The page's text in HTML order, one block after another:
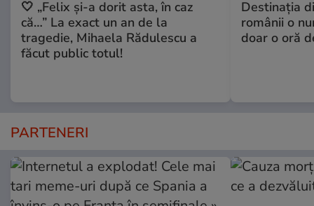
🤍 „Felix și-a dorit asta, în caz
că…” La exact un an de la
tragedie, Mihaela Rădulescu a
făcut public totul!
Destinaţia
românii o
doar o oră
PARTENERI